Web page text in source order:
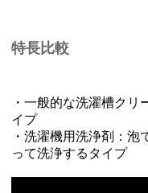
特長比較
・一般的な洗濯槽クリ
イプ
・洗濯機用洗浄剤：泡
って洗浄するタイプ